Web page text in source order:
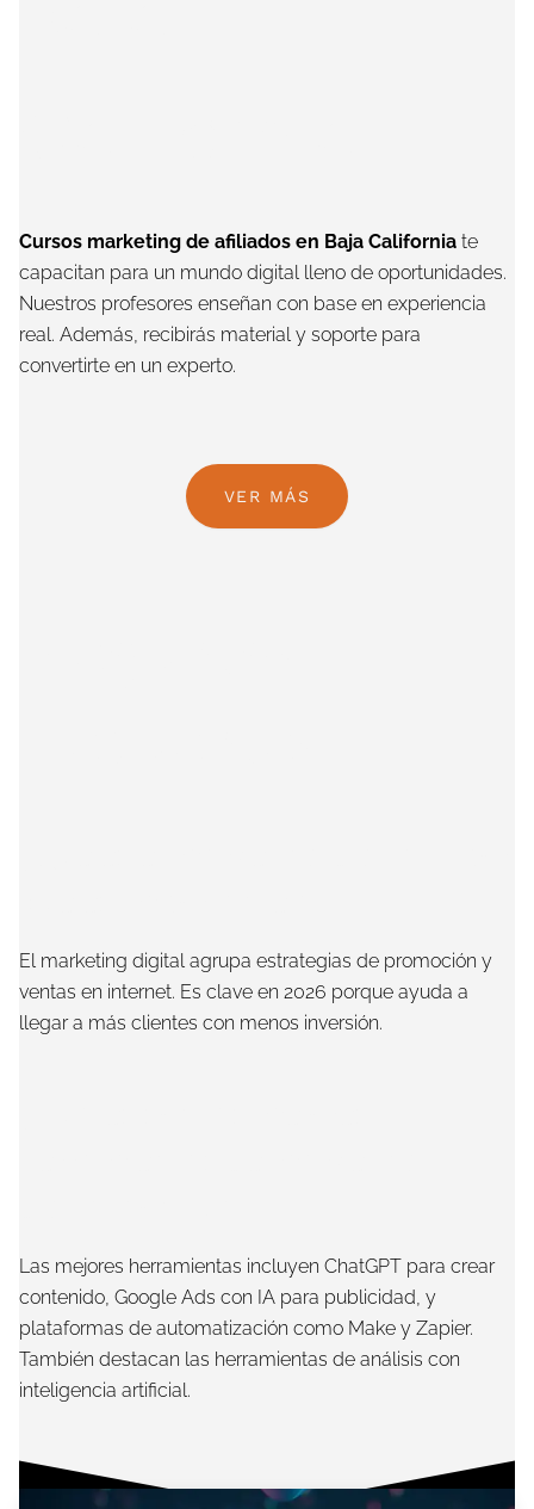
Cursos marketing de afiliados en Baja California te
capacitan para un mundo digital lleno de oportunidades.
Nuestros profesores enseñan con base en experiencia
real. Además, recibirás material y soporte para
convertirte en un experto.
VER MÁS
El marketing digital agrupa estrategias de promoción y
ventas en internet. Es clave en 2026 porque ayuda a
llegar a más clientes con menos inversión.
Las mejores herramientas incluyen ChatGPT para crear
contenido, Google Ads con IA para publicidad, y
plataformas de automatización como Make y Zapier.
También destacan las herramientas de análisis con
inteligencia artificial.